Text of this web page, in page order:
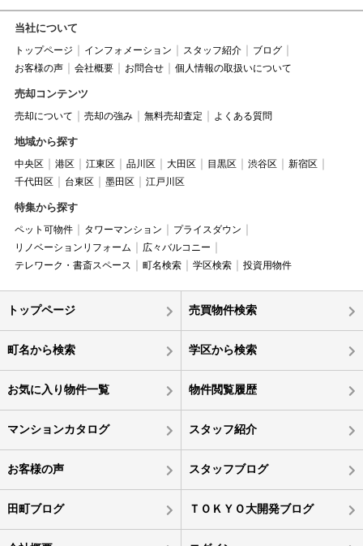
当社について
トップページ インフォメーション スタッフ紹介
ブログ
お客様の声
会社概要 お問合せ 個人情報の取扱いについて
売却コンテンツ
売却について 売却の強み 無料売却査定 よくある質問
地域から探す
中央区 港区 江東区 品川区 大田区 目黒区 渋谷区
新宿区
千代田区
台東区 墨田区 江戸川区
特集から探す
ペット可物件 タワーマンション
プライスダウン
リノベーションリフォーム
広々バルコニー
テレワーク・書斎スペース
町名検索 学区検索 投資用物件
トップページ 売買物件検索
町名から検索 学区から検索
お気に入り物件一覧 物件閲覧履歴
マンションカタログ スタッフ紹介
お客様の声 スタッフブログ
田町ブログ ＴＯＫＹＯ大開発ブログ